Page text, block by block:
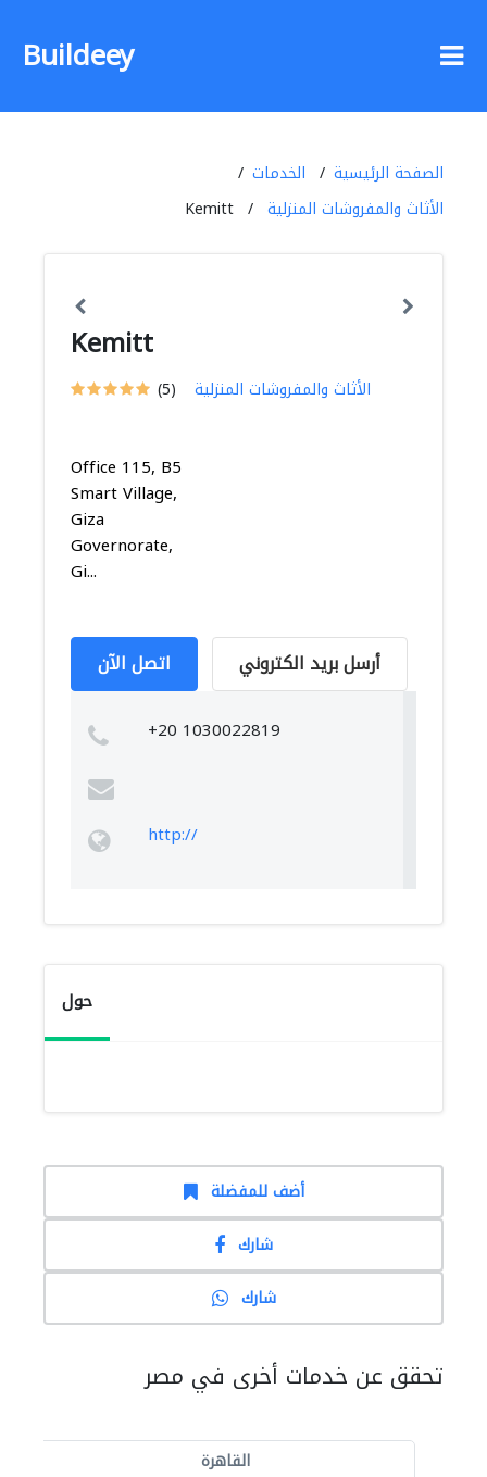
Buildeey
الصفحة الرئيسية
الخدمات
الأثاث والمفروشات المنزلية
Kemitt
Kemitt
(5) الأثاث والمفروشات المنزلية
Office 115, B5
Smart Village,
Giza
Governorate,
Gi...
اتصل الآن أرسل بريد الكتروني
+20 1030022819
http://
حول
أضف للمفضلة
شارك
شارك
تحقق عن خدمات أخرى في مصر
القاهرة